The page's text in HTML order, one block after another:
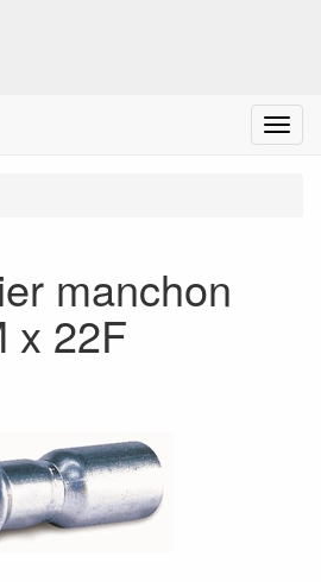
Menu
manchon
x 22F